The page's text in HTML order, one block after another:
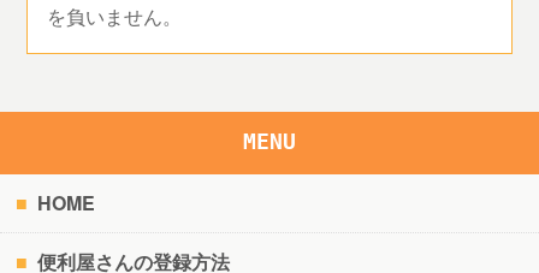
を負いません。
MENU
HOME
便利屋さんの登録方法